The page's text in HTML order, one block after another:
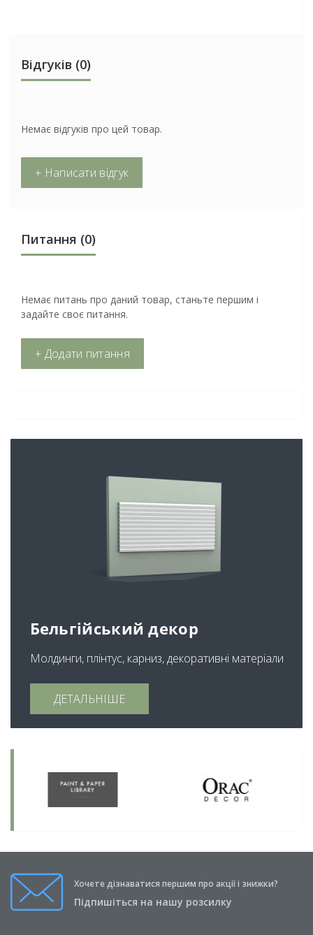
Відгуків (0)
Немає відгуків про цей товар.
+ Написати відгук
Питання (0)
Немає питань про даний товар, станьте першим і
задайте своє питання.
+ Додати питання
Бельгійський декор
Молдинги, плінтус, карниз, декоративні матеріали
ДЕТАЛЬНІШЕ
Хочете дізнаватися першим про акції і знижки?
Підпишіться на нашу розсилку